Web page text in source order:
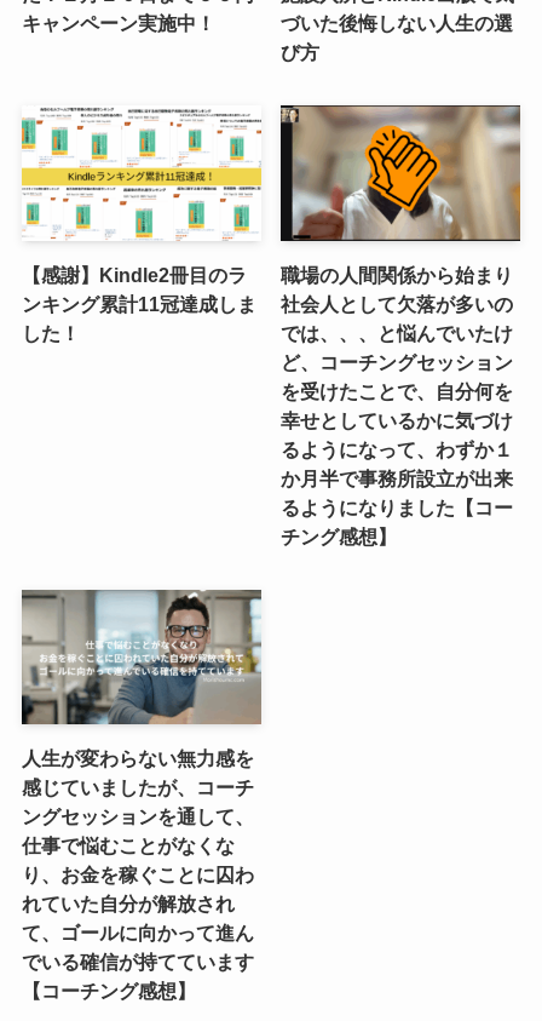
キャンペーン実施中！
づいた後悔しない人生の選
び方
【感謝】Kindle2冊目のラ
ンキング累計11冠達成しま
した！
職場の人間関係から始まり
社会人として欠落が多いの
では、、、と悩んでいたけ
ど、コーチングセッション
を受けたことで、自分何を
幸せとしているかに気づけ
るようになって、わずか１
か月半で事務所設立が出来
るようになりました【コー
チング感想】
人生が変わらない無力感を
感じていましたが、コーチ
ングセッションを通して、
仕事で悩むことがなくな
り、お金を稼ぐことに囚わ
れていた自分が解放され
て、ゴールに向かって進ん
でいる確信が持てています
【コーチング感想】